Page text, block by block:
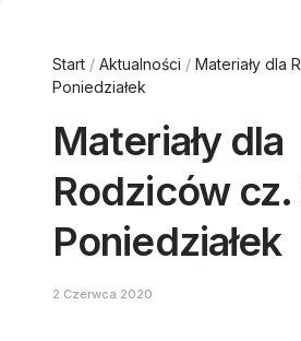
Start / Aktualności / Materiały dla
Poniedziałek
Materiały dla
Rodziców
Poniedziałek
2 Czerwca 2020